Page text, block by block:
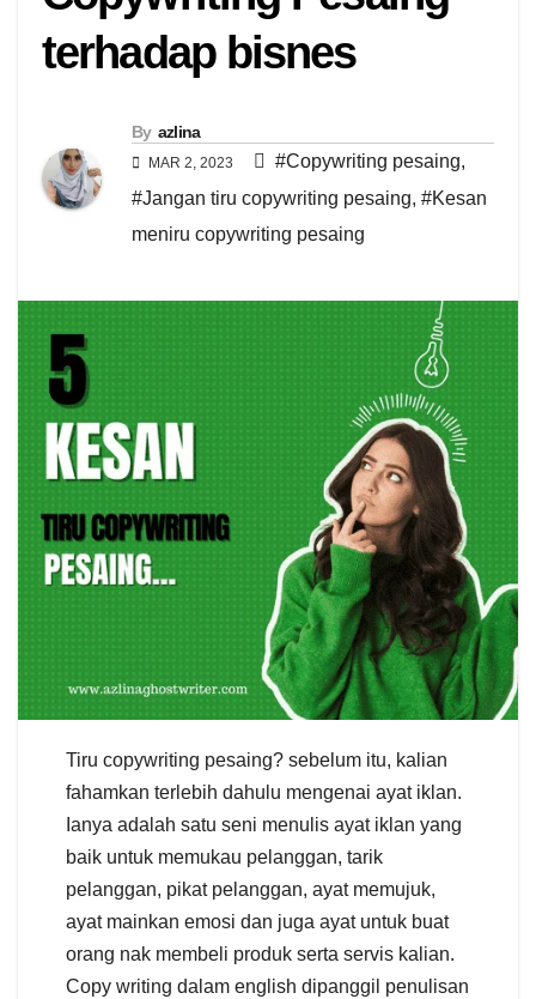
terhadap bisnes
By azlina
MAR 2, 2023 #Copywriting pesaing,
#Jangan tiru copywriting pesaing, #Kesan
meniru copywriting pesaing
Tiru copywriting pesaing? sebelum itu, kalian
fahamkan terlebih dahulu mengenai ayat iklan.
Ianya adalah satu seni menulis ayat iklan yang
baik untuk memukau pelanggan, tarik
pelanggan, pikat pelanggan, ayat memujuk,
ayat mainkan emosi dan juga ayat untuk buat
orang nak membeli produk serta servis kalian.
Copy writing dalam english dipanggil penulisan